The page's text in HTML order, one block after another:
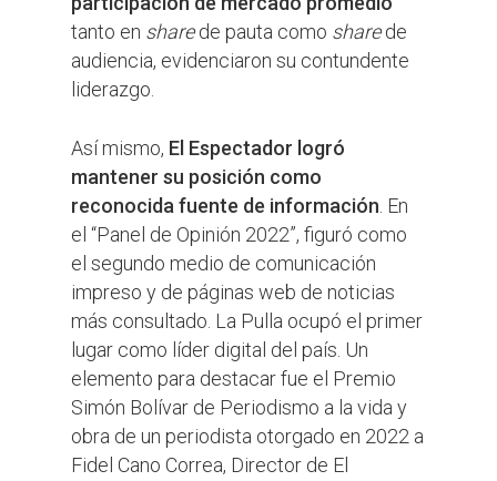
tanto en sharede pauta como sharede
audiencia, evidenciaron su contundente
liderazgo.
Así mismo, El Espectador logró
mantener su posición como
reconocida fuente de información. En
el “Panel de Opinión 2022”, figuró como
el segundo medio de comunicación
impreso y de páginas web de noticias
más consultado. La Pulla ocupó el primer
lugar como líder digital del país. Un
elemento para destacar fue el Premio
Simón Bolívar de Periodismo a la vida y
obra de un periodista otorgado en 2022 a
Fidel Cano Correa, Director de El